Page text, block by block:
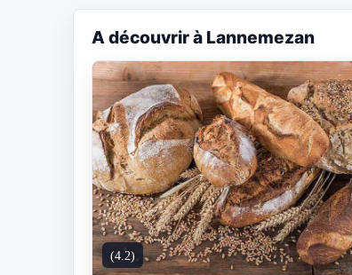
A découvrir à Lannemezan
(4.2)